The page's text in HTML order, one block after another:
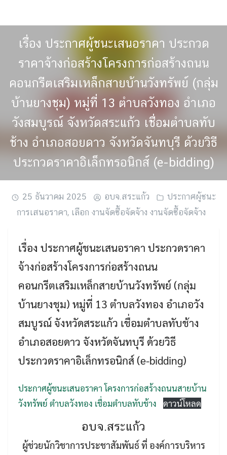
content
Search
Search
เรื่อง ประกาศผู้ชนะเสนอราคา ประกวด
ราคาจ้างก่อสร้างโครงการก่อสร้างถนน
คอนกรีตเสริมเหล็กสายบ้านวังทรัพย์ (กลุ่ม
บ้านยางชุม) หมู่ที่ 13 ตำบลวังทอง อำเภอ
วังสมบูรณ์ จังหวัดสระแก้ว เชื่อมตำบลทับ
ช้าง อำเภอสอยดาว จังหวัดจันทบุรี ด้วยวิธี
ประกวดราคาอิเล็กทรอนิกส์ (e-bidding)
25 ธันวาคม 2025 อบจ.สระแก้ว
ประกาศผู้ชนะ
การเสนอราคา, เลือก งานจัดซื้อจัดจ้าง งานจัดซื้อจัดจ้าง
เรื่อง ประกาศผู้ชนะเสนอราคา ประกวดราคา
จ้างก่อสร้างโครงการก่อสร้างถนน
คอนกรีตเสริมเหล็กสายบ้านวังทรัพย์ (กลุ่ม
บ้านยางชุม) หมู่ที่ 13 ตำบลวังทอง อำเภอวัง
สมบูรณ์ จังหวัดสระแก้ว เชื่อมตำบลทับช้าง
อำเภอสอยดาว จังหวัดจันทบุรี ด้วยวิธี
ประกวดราคาอิเล็กทรอนิกส์ (e-bidding)
ประกาศผู้ชนะเสนอราคา โครงการก่อสร้างถนนสายบ้าน
วังทรัพย์ ตำบลวังทอง เชื่อมตำบลทับช้าง
ดาวน์โหลด
อบจ.สระแก้ว
ผู้ช่วยนักวิชาการประชาสัมพันธ์ ที่ องค์การบริหาร